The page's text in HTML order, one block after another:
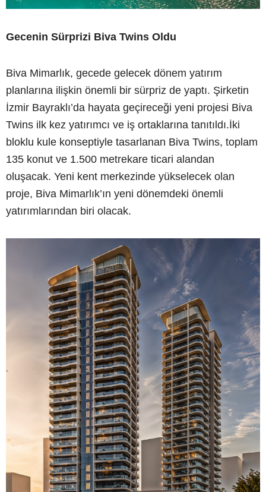
Gecenin Sürprizi Biva Twins Oldu
Biva Mimarlık, gecede gelecek dönem yatırım
planlarına ilişkin önemli bir sürpriz de yaptı. Şirketin
İzmir Bayraklı’da hayata geçireceği yeni projesi Biva
Twins ilk kez yatırımcı ve iş ortaklarına tanıtıldı.İki
bloklu kule konseptiyle tasarlanan Biva Twins, toplam
135 konut ve 1.500 metrekare ticari alandan
oluşacak. Yeni kent merkezinde yükselecek olan
proje, Biva Mimarlık’ın yeni dönemdeki önemli
yatırımlarından biri olacak.